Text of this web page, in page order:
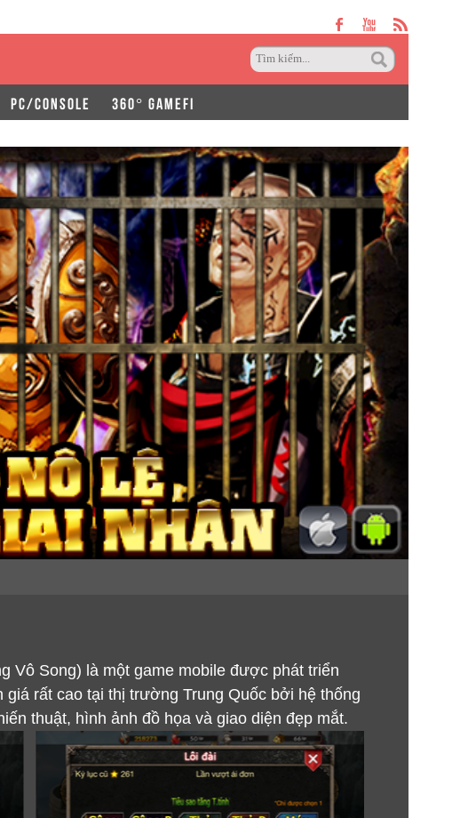
PC/CONSOLE 360° GAMEFI
Vô Song) là một game mobile được phát triển
rất cao tại thị trường Trung Quốc bởi hệ thống
thuật, hình ảnh đồ họa và giao diện đẹp mắt.